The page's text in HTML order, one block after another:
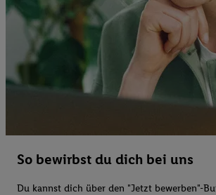
So bewirbst du dich bei uns
Du kannst dich über den "Jetzt bewerben"-